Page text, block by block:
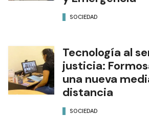
SOCIEDAD
Tecnología al
justicia:
una nueva
distancia
SOCIEDAD